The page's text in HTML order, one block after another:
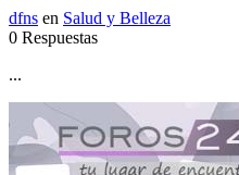
dfns en Salud y Belleza
0 Respuestas
...